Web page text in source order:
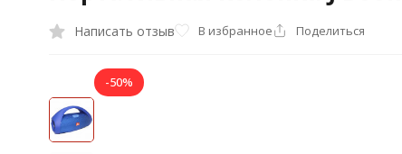
Написать отзыв В избранное Поделиться
-50%